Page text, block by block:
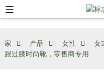
家 产品 女性 女
跟过膝时尚靴，零售商专用